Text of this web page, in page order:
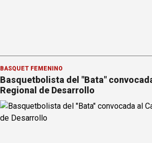
BÁSQUET FEMENINO
Basquetbolista del "Bata"
Regional de Desarrollo